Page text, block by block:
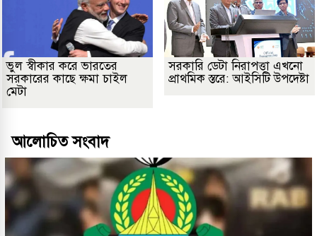
ভুল স্বীকার করে ভারতের
সরকারের কাছে ক্ষমা চাইল
মেটা
সরকারি ডেটা নিরাপত্তা এখনো
প্রাথমিক স্তরে: আইসিটি উপদেষ্টা
আলোচিত সংবাদ